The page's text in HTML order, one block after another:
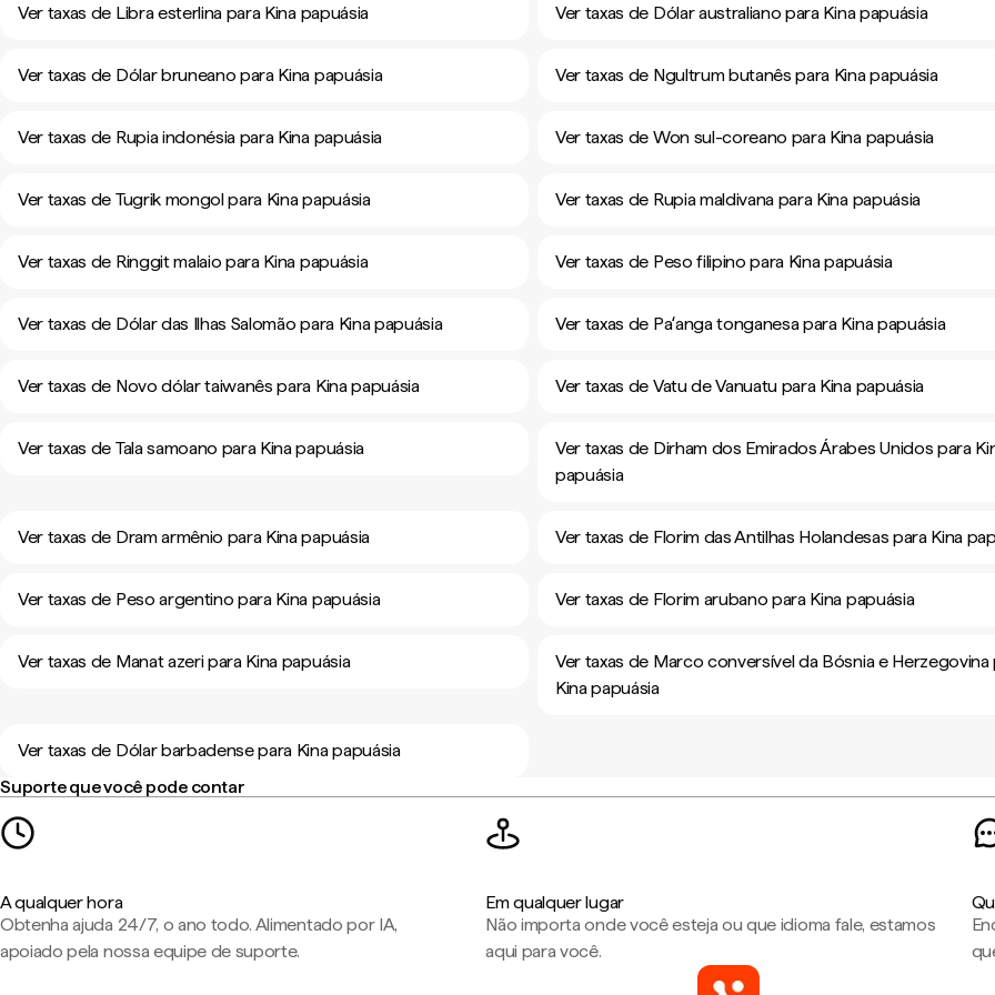
Ver taxas de Libra esterlina para Kina papuásia Ver taxas de Dólar australiano para Kina papuásia
Ver taxas de Dólar bruneano para Kina papuásia Ver taxas de Ngultrum butanês para Kina papuásia
Ver taxas de Rupia indonésia para Kina papuásia Ver taxas de Won sul-coreano para Kina papuásia
Ver taxas de Tugrik mongol para Kina papuásia Ver taxas de Rupia maldivana para Kina papuásia
Ver taxas de Ringgit malaio para Kina papuásia Ver taxas de Peso filipino para Kina papuásia
Ver taxas de Dólar das Ilhas Salomão para Kina papuásia Ver taxas de Paʻanga tonganesa para Kina papuásia
Ver taxas de Novo dólar taiwanês para Kina papuásia Ver taxas de Vatu de Vanuatu para Kina papuásia
Ver taxas de Tala samoano para Kina papuásia
Ver taxas de Dirham dos Emirados Árabes Unidos para
papuásia
Ver taxas de Dram armênio para Kina papuásia Ver taxas de Florim das Antilhas Holandesas para Kina
Ver taxas de Peso argentino para Kina papuásia Ver taxas de Florim arubano para Kina papuásia
Ver taxas de Manat azeri para Kina papuásia
Ver taxas de Marco conversível da Bósnia e Herzegovina
Kina papuásia
Ver taxas de Dólar barbadense para Kina papuásia
Suporte que você pode contar
A qualquer hora
Obtenha ajuda 24/7, o ano todo. Alimentado por IA,
apoiado pela nossa equipe de suporte.
Em qualquer lugar
Não importa onde você esteja ou que idioma fale, estamos
aqui para você.